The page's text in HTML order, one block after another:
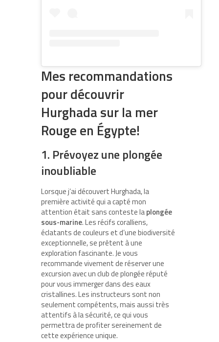
Mes recommandations
pour découvrir
Hurghada sur la mer
Rouge en Égypte!
1. Prévoyez une plongée
inoubliable
Lorsque j’ai découvert Hurghada, la
première activité qui a capté mon
attention était sans conteste laplongée
sous-marine. Les récifs coralliens,
éclatants de couleurs et d’une biodiversité
exceptionnelle, se prêtent à une
exploration fascinante. Je vous
recommande vivement de réserver une
excursion avec un club de plongée réputé
pour vous immerger dans des eaux
cristallines. Les instructeurs sont non
seulement compétents, mais aussi très
attentifs à la sécurité, ce qui vous
permettra de profiter sereinement de
cette expérience unique.